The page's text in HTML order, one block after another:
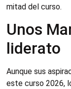
mitad del curso.
Unos
liderato
Aunque sus
este curso 2026,